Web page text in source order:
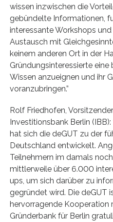
wissen inzwischen die
gebündelte Informationen,
interessante Workshops
Austausch mit
keinem anderen Ort in der
Gründungsinteressierte eine
Wissen anzueignen und ihr
voranzubringen.”
Rolf Friedhofen,
Investitionsbank Berlin
hat sich die deGUT zu der
Deutschland entwickelt.
Teilnehmern im damals
mittlerweile über 6.000
ups, um sich darüber zu
gegründet wird. Die deGUT
hervorragende Kooperation
Gründerbank für Berlin